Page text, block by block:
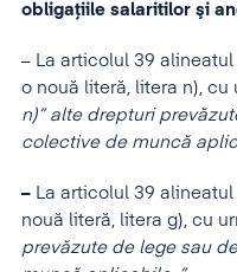
obligaţiile salaritilor şi
– La articolul 39
o nouă literă, litera n), cu
n)” alte drepturi
colective de muncă
– La articolul 39
nouă literă, litera g), cu
prevăzute de lege sau